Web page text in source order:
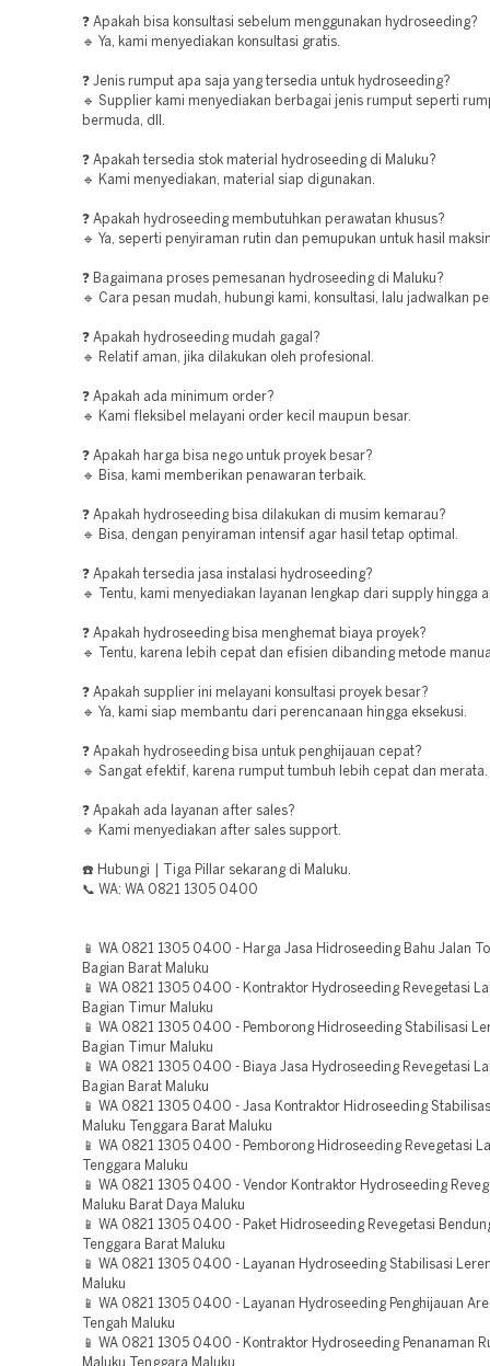
❓ Apakah bisa konsultasi sebelum menggunakan hydroseeding?
🔹 Ya, kami menyediakan konsultasi gratis.
❓ Jenis rumput apa saja yang tersedia untuk hydroseeding?
🔹 Supplier kami menyediakan berbagai jenis rumput seperti
bermuda, dll.
❓ Apakah tersedia stok material hydroseeding di Maluku?
🔹 Kami menyediakan, material siap digunakan.
❓ Apakah hydroseeding membutuhkan perawatan khusus?
🔹 Ya, seperti penyiraman rutin dan pemupukan untuk hasil
❓ Bagaimana proses pemesanan hydroseeding di Maluku?
🔹 Cara pesan mudah, hubungi kami, konsultasi, lalu jadwalkan
❓ Apakah hydroseeding mudah gagal?
🔹 Relatif aman, jika dilakukan oleh profesional.
❓ Apakah ada minimum order?
🔹 Kami fleksibel melayani order kecil maupun besar.
❓ Apakah harga bisa nego untuk proyek besar?
🔹 Bisa, kami memberikan penawaran terbaik.
❓ Apakah hydroseeding bisa dilakukan di musim kemarau?
🔹 Bisa, dengan penyiraman intensif agar hasil tetap optimal.
❓ Apakah tersedia jasa instalasi hydroseeding?
🔹 Tentu, kami menyediakan layanan lengkap dari supply hingga
❓ Apakah hydroseeding bisa menghemat biaya proyek?
🔹 Tentu, karena lebih cepat dan efisien dibanding metode
❓ Apakah supplier ini melayani konsultasi proyek besar?
🔹 Ya, kami siap membantu dari perencanaan hingga eksekusi.
❓ Apakah hydroseeding bisa untuk penghijauan cepat?
🔹 Sangat efektif, karena rumput tumbuh lebih cepat dan merata.
❓ Apakah ada layanan after sales?
🔹 Kami menyediakan after sales support.
☎️ Hubungi | Tiga Pillar sekarang di Maluku.
📞 WA: WA 0821 1305 0400
📱 WA 0821 1305 0400 - Harga Jasa Hidroseeding Bahu Jalan
Bagian Barat Maluku
📱 WA 0821 1305 0400 - Kontraktor Hydroseeding Revegetasi
Bagian Timur Maluku
📱 WA 0821 1305 0400 - Pemborong Hidroseeding Stabilisasi
Bagian Timur Maluku
📱 WA 0821 1305 0400 - Biaya Jasa Hydroseeding Revegetasi
Bagian Barat Maluku
📱 WA 0821 1305 0400 - Jasa Kontraktor Hidroseeding
Maluku Tenggara Barat Maluku
📱 WA 0821 1305 0400 - Pemborong Hidroseeding Revegetasi
Tenggara Maluku
📱 WA 0821 1305 0400 - Vendor Kontraktor Hydroseeding
Maluku Barat Daya Maluku
📱 WA 0821 1305 0400 - Paket Hidroseeding Revegetasi
Tenggara Barat Maluku
📱 WA 0821 1305 0400 - Layanan Hydroseeding Stabilisasi
Maluku
📱 WA 0821 1305 0400 - Layanan Hydroseeding Penghijauan
Tengah Maluku
📱 WA 0821 1305 0400 - Kontraktor Hydroseeding Penanaman
Maluku Tenggara Maluku